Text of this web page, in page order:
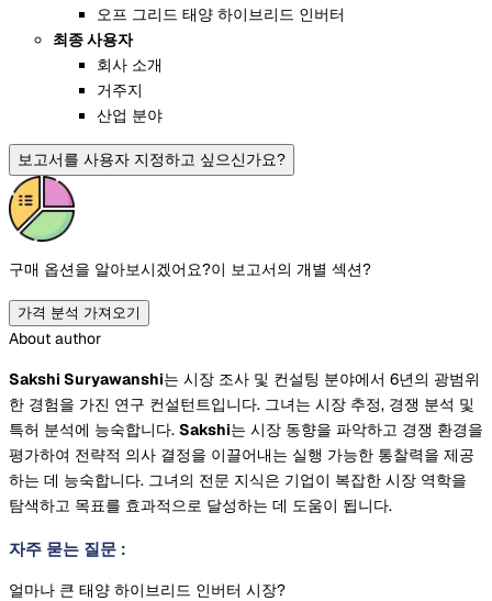
오프 그리드 태양 하이브리드 인버터
최종 사용자
회사 소개
거주지
산업 분야
보고서를 사용자 지정하고 싶으신가요?
구매 옵션을 알아보시겠어요?이 보고서의 개별 섹션?
가격 분석 가져오기
About author
Sakshi Suryawanshi는 시장 조사 및 컨설팅 분야에서 6년의 광범위
한 경험을 가진 연구 컨설턴트입니다. 그녀는 시장 추정, 경쟁 분석 및
특허 분석에 능숙합니다. Sakshi는 시장 동향을 파악하고 경쟁 환경을
평가하여 전략적 의사 결정을 이끌어내는 실행 가능한 통찰력을 제공
하는 데 능숙합니다. 그녀의 전문 지식은 기업이 복잡한 시장 역학을
탐색하고 목표를 효과적으로 달성하는 데 도움이 됩니다.
자주 묻는 질문 :
얼마나 큰 태양 하이브리드 인버터 시장?